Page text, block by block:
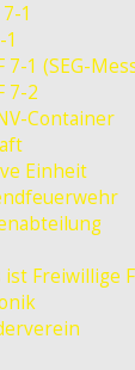
1
1
7-1 (SEG-
7-2
Container
Einheit
ist Freiwillige